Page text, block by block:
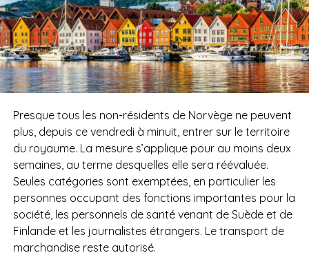
Presque tous les non-résidents de Norvège ne peuvent
plus, depuis ce vendredi à minuit, entrer sur le territoire
du royaume. La mesure s’applique pour au moins deux
semaines, au terme desquelles elle sera réévaluée.
Seules catégories sont exemptées, en particulier les
personnes occupant des fonctions importantes pour la
société, les personnels de santé venant de Suède et de
Finlande et les journalistes étrangers. Le transport de
marchandise reste autorisé.